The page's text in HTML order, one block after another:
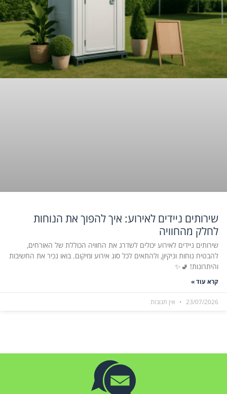
שירותים ניידים לאירוע: איך להפוך את הנוחות
לחלק מהחוויה
שירותים ניידים לאירוע יכולים לשדרג את החוויה הכוללת של האורחים,
להבטיח נוחות וניקיון, ולהתאים לכל סוג אירוע ומיקום. בואו נכיר את החשיבות
והיתרונות! 🚽✨
קרא עוד »
23/07/2026 אין תגובות